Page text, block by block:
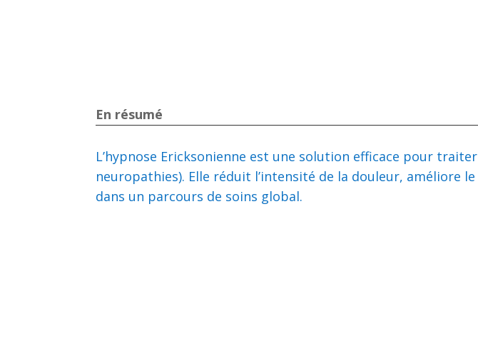
En résumé
L’hypnose Ericksonienne est une solution efficace pour
neuropathies). Elle réduit l’intensité de la douleur, améliore
dans un parcours de soins global.